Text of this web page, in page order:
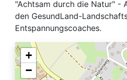
"Achtsam durch die Natur" -
den GesundLand-
Entspannungscoaches.
+
−